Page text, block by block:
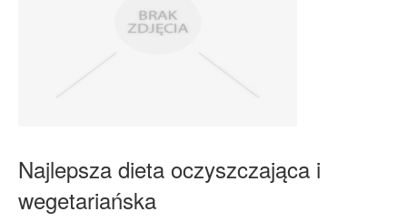
Najlepsza dieta oczyszczająca i
wegetariańska